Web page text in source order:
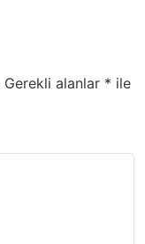
Gerekli alanlar * ile